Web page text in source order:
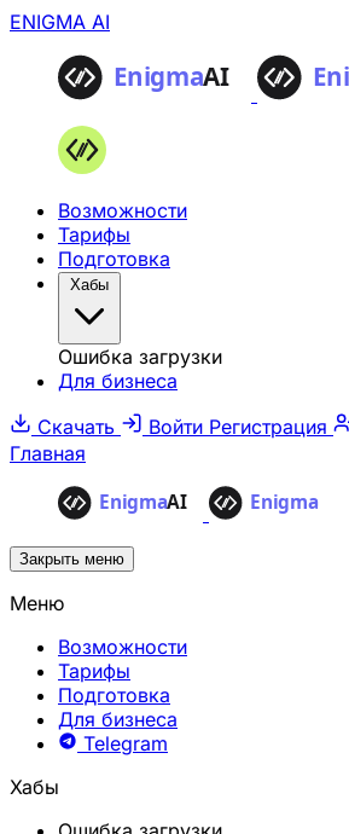
ENIGMA AI
Возможности
Тарифы
Подготовка
Хабы
Ошибка загрузки
Для бизнеса
Скачать
Войти Регистрация
Главная
Закрыть меню
Меню
Возможности
Тарифы
Подготовка
Для бизнеса
Telegram
Хабы